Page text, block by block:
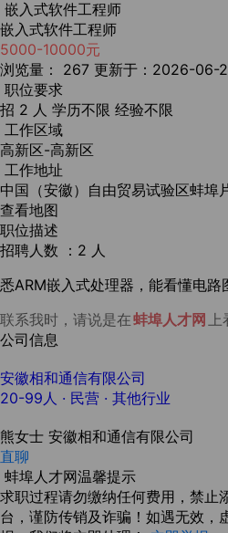
嵌入式软件工程师
嵌入式软件工程师
5000-10000元
浏览量： 267 更新于：2026-06-
职位要求
招 2 人 学历不限 经验不限
工作区域
高新区-高新区
工作地址
中国（安徽）自由贸易试验区蚌埠
查看地图
职位描述
招聘人数 ：2 人
悉ARM嵌入式处理器，能看懂电路
联系我时，请说是在蚌埠人才网 上
公司信息
安徽相和通信有限公司
20-99人 · 民营 · 其他行业
熊女士 安徽相和通信有限公司
直聊
蚌埠人才网温馨提示
求职过程请勿缴纳任何费用，禁止
台，谨防传销及诈骗！如遇无效，